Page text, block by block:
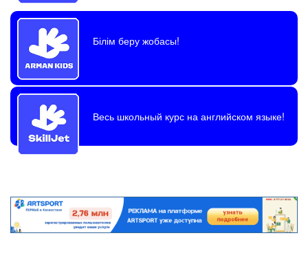
Білім беру жобасы!
Весь школьный курс на английском языке!